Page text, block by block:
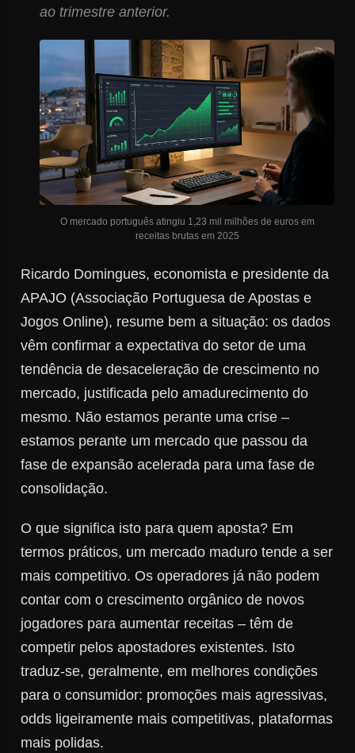
ao trimestre anterior.
O mercado português atingiu 1,23 mil milhões de euros em
receitas brutas em 2025
Ricardo Domingues, economista e presidente da
APAJO (Associação Portuguesa de Apostas e
Jogos Online), resume bem a situação: os dados
vêm confirmar a expectativa do setor de uma
tendência de desaceleração de crescimento no
mercado, justificada pelo amadurecimento do
mesmo. Não estamos perante uma crise –
estamos perante um mercado que passou da
fase de expansão acelerada para uma fase de
consolidação.
O que significa isto para quem aposta? Em
termos práticos, um mercado maduro tende a ser
mais competitivo. Os operadores já não podem
contar com o crescimento orgânico de novos
jogadores para aumentar receitas – têm de
competir pelos apostadores existentes. Isto
traduz-se, geralmente, em melhores condições
para o consumidor: promoções mais agressivas,
odds ligeiramente mais competitivas, plataformas
mais polidas.